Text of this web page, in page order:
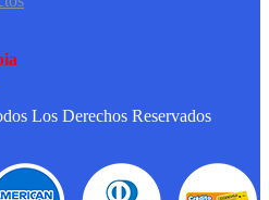
Los Derechos Reservados